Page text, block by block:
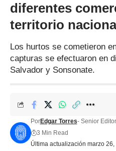
diferentes
territorio
Los hurtos se cometieron
capturas se efectuaron en
Salvador y Sonsonate.
Última actualización marzo 26,
PorEdgar Torres- Senior Editor
3 Min Read